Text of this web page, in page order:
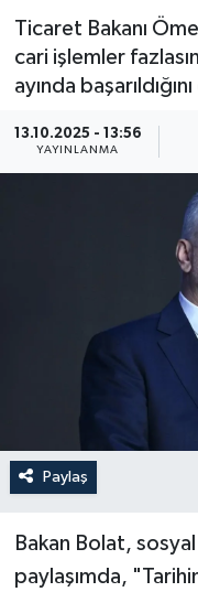
Ticaret Bakanı
cari işlemler
ayında
13.10.2025 - 13:56
YAYINLANMA
Paylaş
Bakan Bolat,
paylaşımda,
EĞİTİM
Ekonomi
Genel
Görüntülü
Kültür & Sanat
Magazin
Resmi İlan
Sağlık & Yaşam
Spor
Süper Lig Puan
Tüm Manşetler
Son Dakika